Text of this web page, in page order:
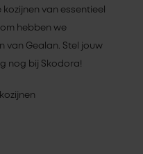
van essentieel
hebben we
van Gealan. Stel jouw
nog bij Skodora!